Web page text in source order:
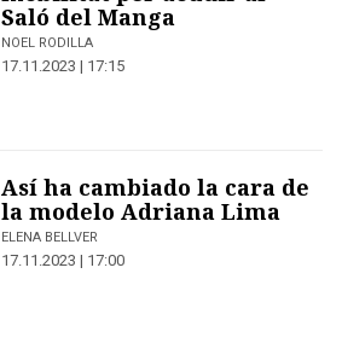
Saló del Manga
NOEL RODILLA
17.11.2023 | 17:15
Así ha cambiado la cara de
la modelo Adriana Lima
ELENA BELLVER
17.11.2023 | 17:00